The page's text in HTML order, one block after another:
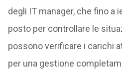
degli IT manager, che fino a
posto per controllare le
possono verificare i carichi
per una gestione